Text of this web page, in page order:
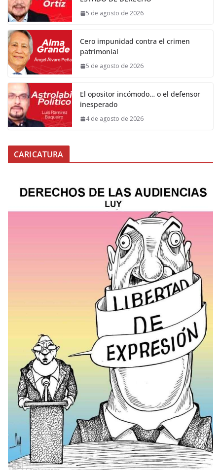
5 de agosto de 2026
Cero impunidad contra el crimen
patrimonial
5 de agosto de 2026
El opositor incómodo… o el defensor
inesperado
4 de agosto de 2026
CARICATURA